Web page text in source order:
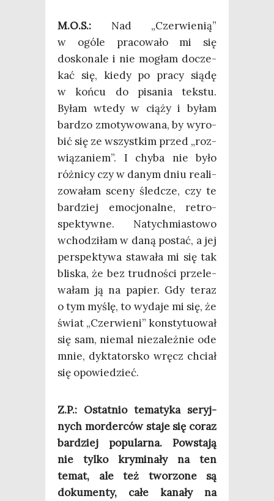
M.O.S.: Nad „Czer­wie­nią”
w ogó­le pra­co­wa­ło mi się
dosko­na­le i nie mogłam docze­
kać się, kie­dy po pra­cy sią­dę
w koń­cu do pisa­nia tek­stu.
Byłam wte­dy w cią­ży i byłam
bar­dzo zmo­ty­wo­wa­na, by wyro­
bić się ze wszyst­kim przed „roz­
wią­za­niem”. I chy­ba nie było
róż­ni­cy czy w danym dniu reali­
zo­wa­łam sce­ny śled­cze, czy te
bar­dziej emo­cjo­nal­ne, retro­
spek­tyw­ne. Natych­mia­sto­wo
wcho­dzi­łam w daną postać, a jej
per­spek­ty­wa sta­wa­ła mi się tak
bli­ska, że bez trud­no­ści prze­le­
wa­łam ją na papier. Gdy teraz
o tym myślę, to wyda­je mi się, że
świat „Czer­wie­ni” kon­sty­tu­ował
się sam, nie­mal nie­za­leż­nie ode
mnie, dyk­ta­tor­sko wręcz chciał
się opowiedzieć.
Z.P.: Ostat­nio tema­ty­ka seryj­
nych mor­der­ców sta­je się coraz
bar­dziej popu­lar­na. Powsta­ją
nie tyl­ko kry­mi­na­ły na ten
temat, ale też two­rzo­ne są
doku­men­ty, całe kana­ły na